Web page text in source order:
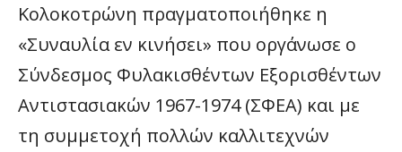
Κολοκοτρώνη πραγματοποιήθηκε η
«Συναυλία εν κινήσει» που οργάνωσε ο
Σύνδεσμος Φυλακισθέντων Εξορισθέντων
Αντιστασιακών 1967-1974 (ΣΦΕΑ) και με
τη συμμετοχή πολλών καλλιτεχνών